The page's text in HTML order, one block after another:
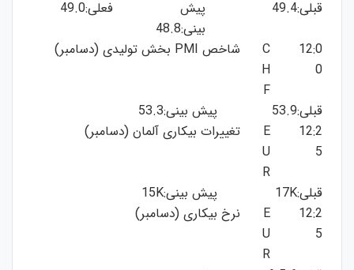
قبلی:49.4
پیش
بینی:48.8
فعلی:49.0
12:0
0
C
H
F
شاخص PMI بخش تولیدی (دسامبر)
قبلی:53.9
پیش بینی:53.3
12:2
5
E
U
R
تغییرات بیکاری آلمان (دسامبر)
قبلی:17K
پیش بینی:15K
12:2
5
E
U
R
نرخ بیکاری (دسامبر)